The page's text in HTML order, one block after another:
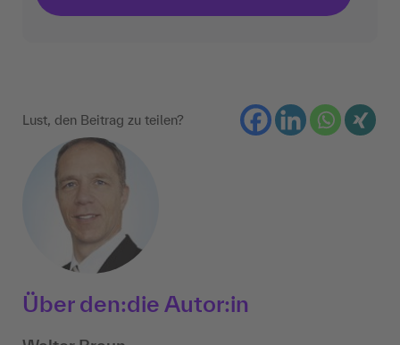
Lust, den Beitrag zu teilen?
Über den:die Autor:in